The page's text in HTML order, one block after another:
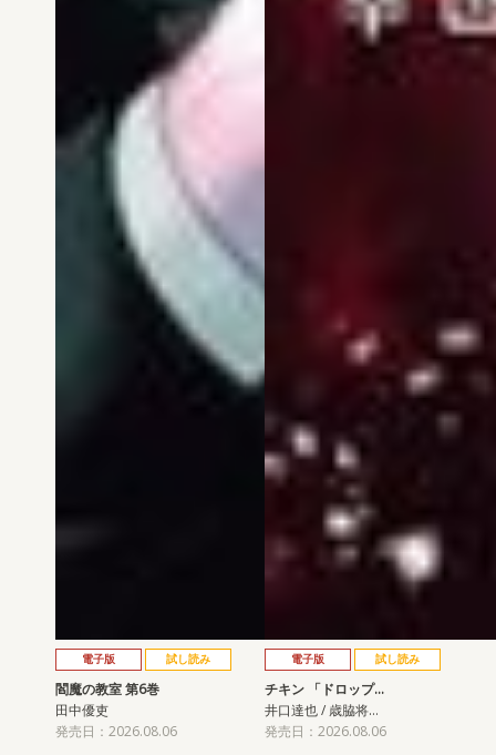
電子版 試し読み
閻魔の教室 第6巻
田中優吏
発売日：2026.08.06
電子版 試し読み
チキン 「ドロップ…
井口達也 / 歳脇将…
発売日：2026.08.06